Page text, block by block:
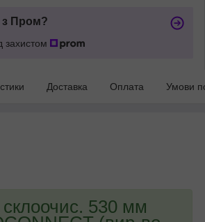
з Пром?
захистом
Доставка Оплата Умови
склоочис. 530 мм